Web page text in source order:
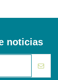
noticias